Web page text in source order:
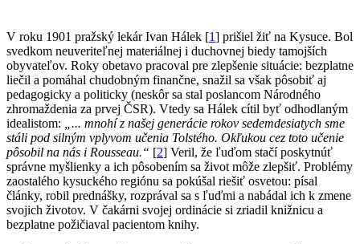
V roku 1901 pražský lekár Ivan Hálek [1] prišiel žiť na Kysuce. Bol
svedkom neuveriteľnej materiálnej i duchovnej biedy tamojších
obyvateľov. Roky obetavo pracoval pre zlepšenie situácie: bezplatne
liečil a pomáhal chudobným finančne, snažil sa však pôsobiť aj
pedagogicky a politicky (neskôr sa stal poslancom Národného
zhromaždenia za prvej ČSR). Vtedy sa Hálek cítil byť odhodlaným
idealistom:
„... mnohí z našej generácie rokov sedemdesiatych sme
stáli pod silným vplyvom učenia Tolstého. Okľukou cez toto učenie
pôsobil na nás i Rousseau.“ [2] Veril, že ľuďom stačí poskytnúť
správne myšlienky a ich pôsobením sa život môže zlepšiť. Problémy
zaostalého kysuckého regiónu sa pokúšal riešiť osvetou: písal
články, robil prednášky, rozprával sa s ľuďmi a nabádal ich k zmene
svojich životov. V čakárni svojej ordinácie si zriadil knižnicu a
bezplatne požičiaval pacientom knihy.